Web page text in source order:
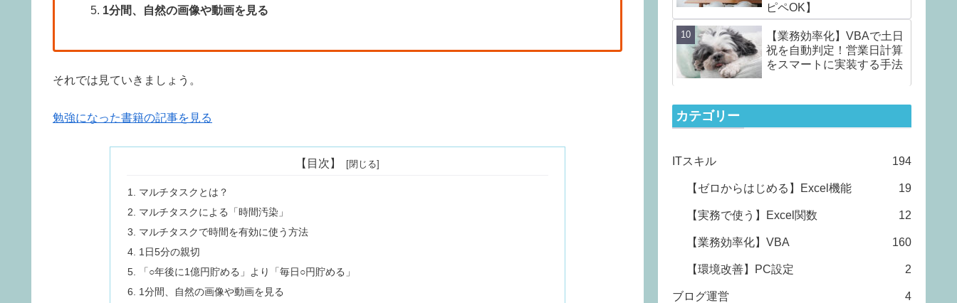
1分間、自然の画像や動画を見る
それでは見ていきましょう。
勉強になった書籍の記事を見る
【目次】
マルチタスクとは？
マルチタスクによる「時間汚染」
マルチタスクで時間を有効に使う方法
1日5分の親切
「○年後に1億円貯める」より「毎日○円貯める」
1分間、自然の画像や動画を見る
ピペOK】
【業務効率化】VBAで土日
祝を自動判定！営業日計算
をスマートに実装する手法
カテゴリー
ITスキル 194
【ゼロからはじめる】Excel機能 19
【実務で使う】Excel関数 12
【業務効率化】VBA 160
【環境改善】PC設定 2
ブログ運営 4